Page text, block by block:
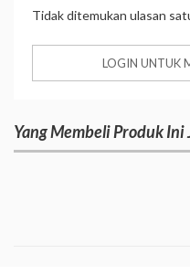
Tidak ditemukan ulasan
LOGIN UNTUK
Yang Membeli Produk Ini